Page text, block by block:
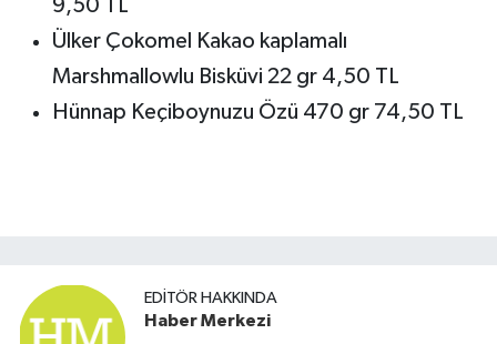
9,50 TL
Ülker Çokomel Kakao kaplamalı
Marshmallowlu Bisküvi 22 gr 4,50 TL
Hünnap Keçiboynuzu Özü 470 gr 74,50 TL
EDITÖR HAKKINDA
Haber Merkezi